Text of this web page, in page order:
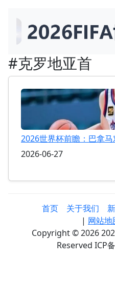
#克罗地亚首
2026世界杯前瞻：巴拿
2026-06-27
首页 关于我们
| 网站地
Copyright © 2026
Reserved ICP